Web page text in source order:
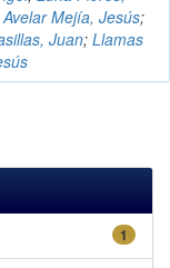
Avelar Mejía, Jesús;
Juan; Llamas
1